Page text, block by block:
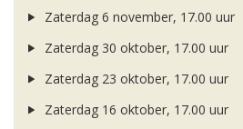
Zaterdag 6 november, 17.00 uur
Zaterdag 30 oktober, 17.00 uur
Zaterdag 23 oktober, 17.00 uur
Zaterdag 16 oktober, 17.00 uur